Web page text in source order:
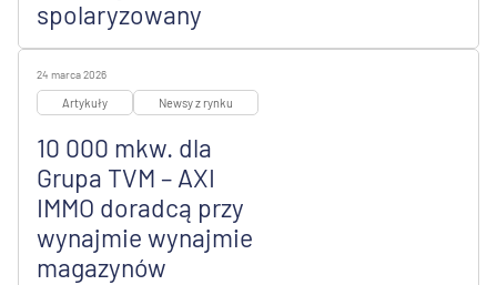
spolaryzowany
24 marca 2026
Artykuły Newsy z rynku
10 000 mkw. dla
Grupa TVM – AXI
IMMO doradcą przy
wynajmie wynajmie
magazynów